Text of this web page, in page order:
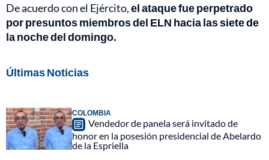
De acuerdo con el Ejército,el ataque fue perpetrado
por presuntos miembros del ELN hacia las siete de
la noche del domingo.
Últimas Noticias
COLOMBIA
Vendedor de panela será invitado de
honor en la posesión presidencial de Abelardo
de la Espriella